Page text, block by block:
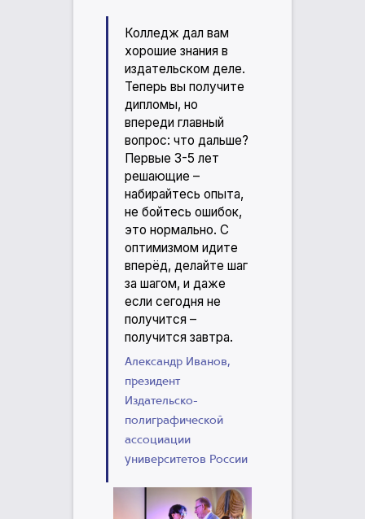
Колледж дал вам
хорошие знания в
издательском деле.
Теперь вы получите
дипломы, но
впереди главный
вопрос: что дальше?
Первые 3-5 лет
решающие –
набирайтесь опыта,
не бойтесь ошибок,
это нормально. С
оптимизмом идите
вперёд, делайте шаг
за шагом, и даже
если сегодня не
получится –
получится завтра.
Александр Иванов,
президент
Издательско-
полиграфической
ассоциации
университетов России